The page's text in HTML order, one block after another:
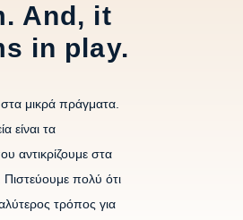
And, it
in play.
στα μικρά πράγματα.
είναι τα
αντικρίζουμε στα
πολύ ότι
τρόπος για